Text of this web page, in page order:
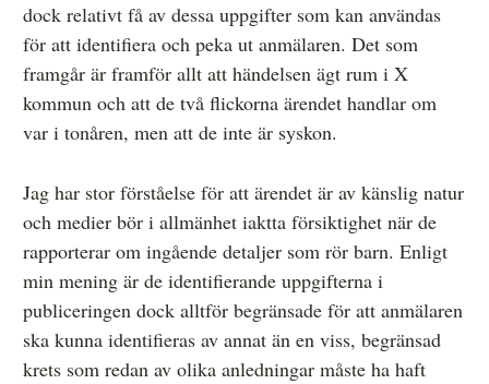
dock relativt få av dessa uppgifter som kan användas
för att identifiera och peka ut anmälaren. Det som
framgår är framför allt att händelsen ägt rum i X
kommun och att de två flickorna ärendet handlar om
var i tonåren, men att de inte är syskon.
Jag har stor förståelse för att ärendet är av känslig natur
och medier bör i allmänhet iaktta försiktighet när de
rapporterar om ingående detaljer som rör barn. Enligt
min mening är de identifierande uppgifterna i
publiceringen dock alltför begränsade för att anmälaren
ska kunna identifieras av annat än en viss, begränsad
krets som redan av olika anledningar måste ha haft